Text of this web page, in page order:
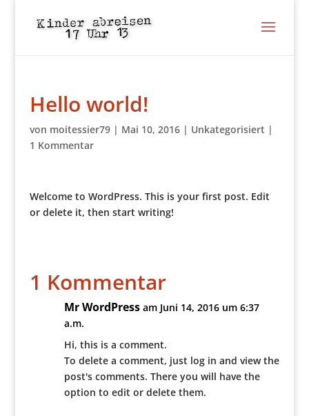
Hello world!
von moitessier79| Mai 10, 2016| Unkategorisiert |
1 Kommentar
Welcome to WordPress. This is your first post. Edit
or delete it, then start writing!
1 Kommentar
Mr WordPress am Juni 14, 2016 um 6:37
a.m.
Hi, this is a comment.
To delete a comment, just log in and view the
post's comments. There you will have the
option to edit or delete them.